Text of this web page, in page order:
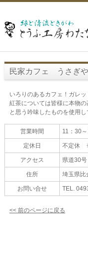
民家カフェ うさぎや
いろりのあるカフェ！ガレッ
紅茶については皆様に本物
と思う吟味したものを使用し
営業時間 11：30
定休日 不定休 ※
アクセス 県道30
住所 埼玉県比
お問い合せ TEL.
<< 前のページに戻る